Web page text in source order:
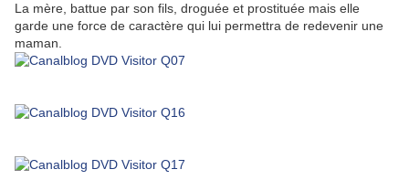
La mère, battue par son fils, droguée et prostituée mais elle
garde une force de caractère qui lui permettra de redevenir une
maman.